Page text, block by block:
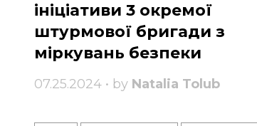
ініціативи 3 окремої
штурмової бригади з
міркувань безпеки
07.25.2024 • by Natalia Tolub